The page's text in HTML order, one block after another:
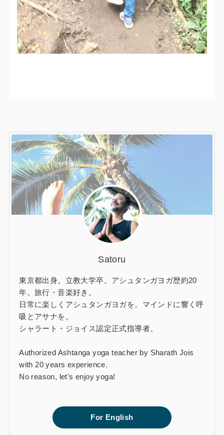
Satoru
東京都出身。立教大学卒。アシュタンガヨガ歴約20
年。旅行・音楽好き。
日常に楽しくアシュタンガヨガを。マインドに響く呼
吸とアサナを。
シャラート・ジョイス認定正式指導者。
Authorized Ashtanga yoga teacher by Sharath Jois
with 20 years experience.
No reason, let's enjoy yoga!
For English